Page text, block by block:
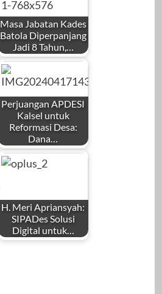
Masa Jabatan Kades
Batola Diperpanjang
Jadi 8 Tahun,…
Perjuangan APDESI
Kalsel untuk
Reformasi Desa:
Dana…
H. Meri Apriansyah:
SIPADes Solusi
Digital untuk…